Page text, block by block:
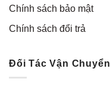
Chính sách bảo mật
Chính sách đổi trả
Đối Tác Vận Chuyển